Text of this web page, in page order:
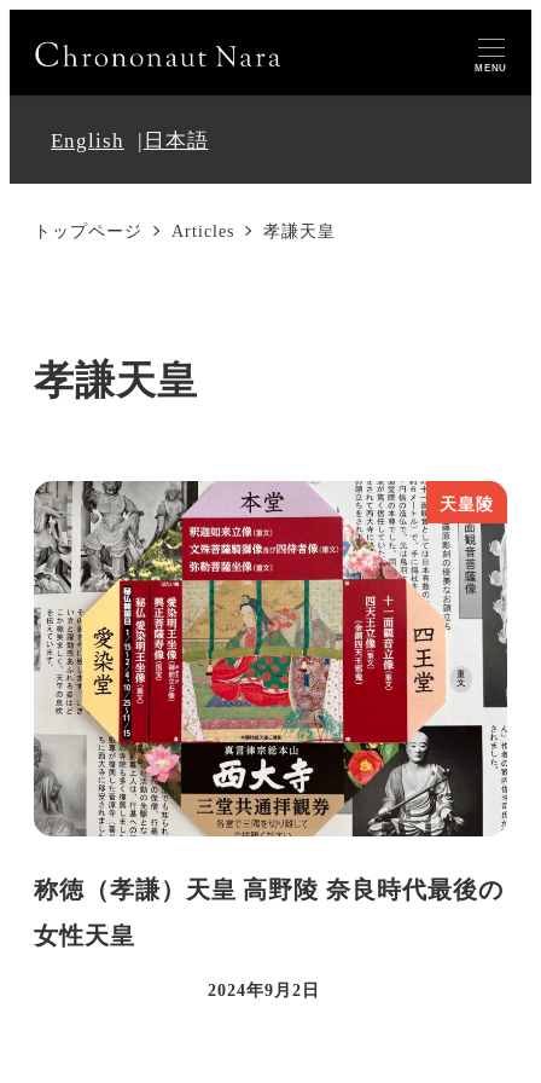
MENU
English 日本語
トップページ Articles 孝謙天皇
孝謙天皇
天皇陵
称徳（孝謙）天皇 高野陵 奈良時代最後の
女性天皇
投稿日
2024年9月2日